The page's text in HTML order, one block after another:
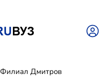
Филиал Дмитров